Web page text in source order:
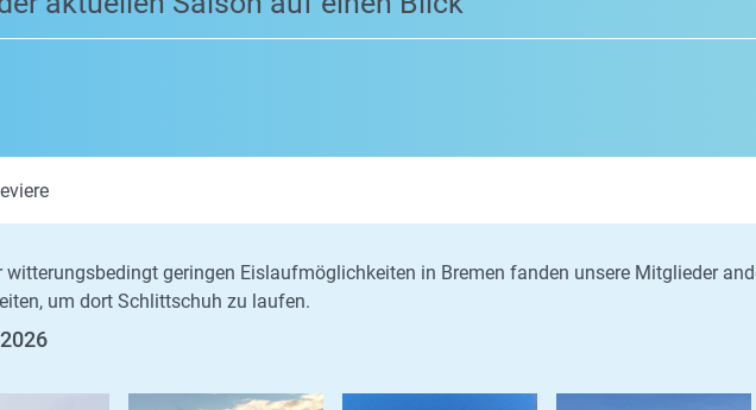
witterungsbedingt geringen Eislaufmöglichkeiten in Bremen fanden unsere Mitglieder
um dort Schlittschuh zu laufen.